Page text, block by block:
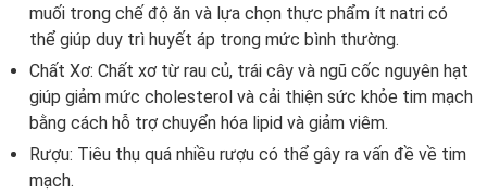
muối trong chế độ ăn và lựa chọn thực phẩm ít natri có
thể giúp duy trì huyết áp trong mức bình thường.
Chất Xơ: Chất xơ từ rau củ, trái cây và ngũ cốc nguyên hạt
giúp giảm mức cholesterol và cải thiện sức khỏe tim mạch
bằng cách hỗ trợ chuyển hóa lipid và giảm viêm.
Rượu: Tiêu thụ quá nhiều rượu có thể gây ra vấn đề về tim
mạch.